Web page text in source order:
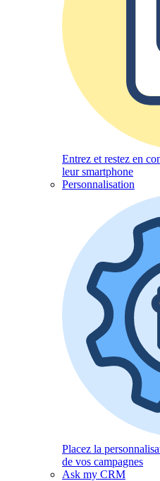
Entrez et restez en
leur smartphone
Personnalisation
Placez la
de vos campagnes
Ask my CRM